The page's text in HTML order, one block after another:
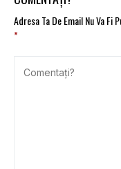
Adresa Ta De Email Nu Va Fi
*